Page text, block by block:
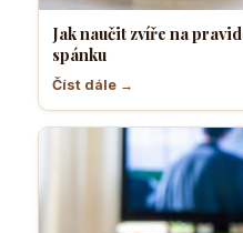
Jak naučit zvíře na
spánku
Číst dále →